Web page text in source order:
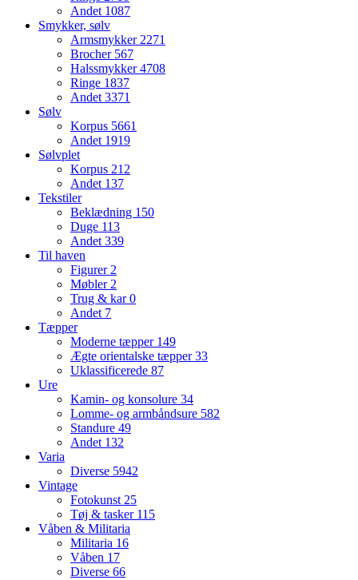
Andet 1087
Smykker, sølv
Armsmykker2271
Brocher 567
Halssmykker4708
Ringe 1837
Andet3371
Sølv
Korpus 5661
Andet 1919
Sølvplet
Korpus 212
Andet 137
Tekstiler
Beklædning 150
Duge 113
Andet339
Til haven
Figurer2
Møbler2
Trug & kar0
Andet 7
Tæpper
Moderne tæpper 149
Ægte orientalske tæpper33
Uklassificerede 87
Ure
Kamin- og konsolure 34
Lomme- og armbåndsure 582
Standure 49
Andet 132
Varia
Diverse 5942
Vintage
Fotokunst25
Tøj & tasker 115
Våben & Militaria
Militaria 16
Våben 17
Diverse 66